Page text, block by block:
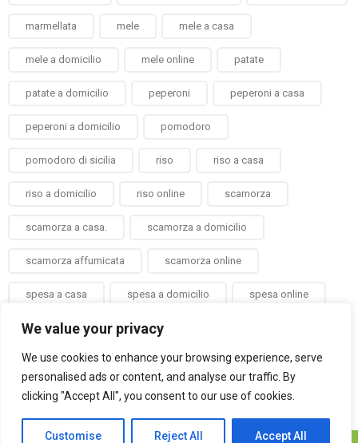
We value your privacy
We use cookies to enhance your browsing experience, serve
personalised ads or content, and analyse our traffic. By
clicking "Accept All", you consent to our use of cookies.
Customise Reject All Accept All
marmellata mele mele a casa
mele a domicilio mele online patate
patate a domicilio peperoni peperoni a casa
peperoni a domicilio pomodoro
pomodoro di sicilia riso riso a casa
riso a domicilio riso online scamorza
scamorza a casa. scamorza a domicilio
scamorza affumicata scamorza online
spesa a casa spesa a domicilio spesa online
taralli verdura a casa
verdure a casa verdure a domicilio zenzero
zenzero a domicilio